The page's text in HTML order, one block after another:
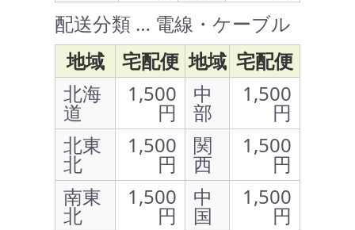
配送分類 … 電線・ケーブル
地域
宅配便 地域 宅配便
北海
道
1,500
円
中
部
1,500
円
北東
北
1,500
円
関
西
1,500
円
南東
北
1,500
円
中
国
1,500
円